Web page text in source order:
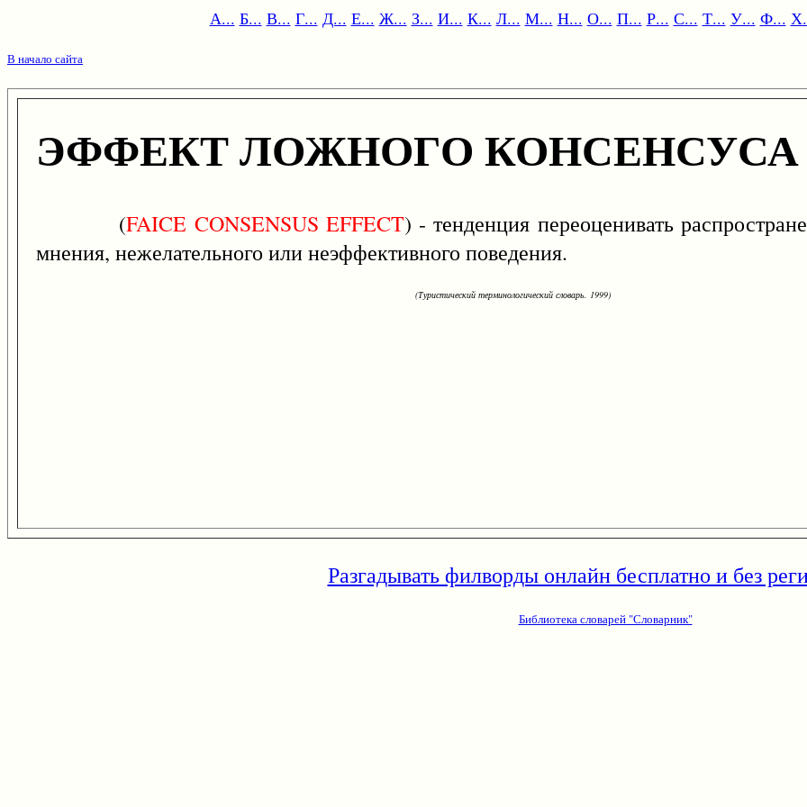
А... Б... В... Г... Д... Е... Ж... З... И... К... Л... М... Н... О... П... Р... С... Т... У... Ф...
В начало сайта
ЭФФЕКТ ЛОЖНОГО КОНСЕНСУСА
(FAICE CONSENSUS EFFECT) - тенденция переоценивать
мнения, нежелательного или неэффективного поведения.
(Туристический терминологический словарь. 1999)
Разгадывать филворды онлайн бесплатно и без
Библиотека словарей "Словарник"